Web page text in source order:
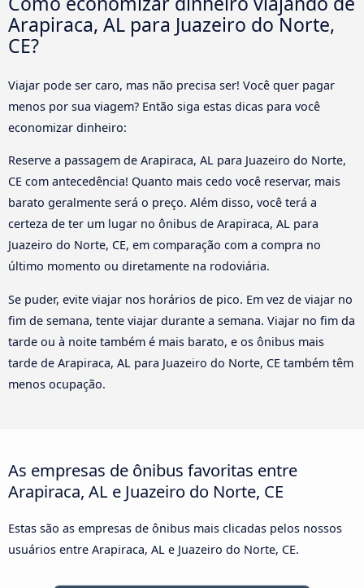
Arapiraca, AL para Juazeiro do Norte,
CE?
Viajar pode ser caro, mas não precisa ser! Você quer pagar
menos por sua viagem? Então siga estas dicas para você
economizar dinheiro:
Reserve a passagem de Arapiraca, AL para Juazeiro do Norte,
CE com antecedência! Quanto mais cedo você reservar, mais
barato geralmente será o preço. Além disso, você terá a
certeza de ter um lugar no ônibus de Arapiraca, AL para
Juazeiro do Norte, CE, em comparação com a compra no
último momento ou diretamente na rodoviária.
Se puder, evite viajar nos horários de pico. Em vez de viajar no
fim de semana, tente viajar durante a semana. Viajar no fim da
tarde ou à noite também é mais barato, e os ônibus mais
tarde de Arapiraca, AL para Juazeiro do Norte, CE também têm
menos ocupação.
As empresas de ônibus favoritas entre
Arapiraca, AL e Juazeiro do Norte, CE
Estas são as empresas de ônibus mais clicadas pelos nossos
usuários entre Arapiraca, AL e Juazeiro do Norte, CE.